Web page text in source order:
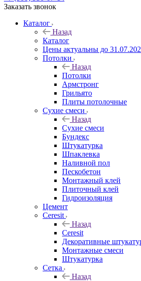
Заказать звонок
Каталог
Назад
Каталог
Цены актуальны до
Потолки
Назад
Потолки
Армстронг
Грильято
Плиты потолочные
Сухие смеси
Назад
Сухие смеси
Бундекс
Штукатурка
Шпаклевка
Наливной пол
Пескобетон
Монтажный клей
Плиточный клей
Гидроизоляция
Цемент
Ceresit
Назад
Ceresit
Декоративные
Монтажные смеси
Штукатурка
Сетка
Назад